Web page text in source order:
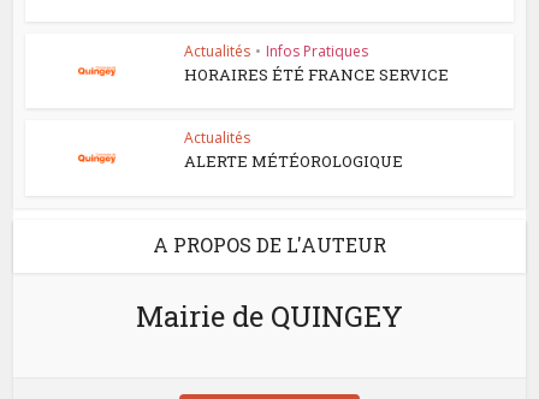
Actualités • Infos Pratiques
HORAIRES ÉTÉ FRANCE SERVICE
Actualités
ALERTE MÉTÉOROLOGIQUE
A PROPOS DE L'AUTEUR
Mairie de QUINGEY